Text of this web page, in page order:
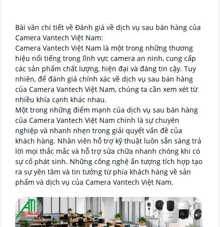
Bài văn chi tiết về Đánh giá về dịch vụ sau bán hàng của
Camera Vantech Việt Nam:
Camera Vantech Việt Nam là một trong những thương
hiệu nổi tiếng trong lĩnh vực camera an ninh, cung cấp
các sản phẩm chất lượng, hiện đại và đáng tin cậy. Tuy
nhiên, để đánh giá chính xác về dịch vụ sau bán hàng
của Camera Vantech Việt Nam, chúng ta cần xem xét từ
nhiều khía cạnh khác nhau.
Một trong những điểm mạnh của dịch vụ sau bán hàng
của Camera Vantech Việt Nam chính là sự chuyên
nghiệp và nhanh nhẹn trong giải quyết vấn đề của
khách hàng. Nhân viên hỗ trợ kỹ thuật luôn sẵn sàng trả
lời mọi thắc mắc và hỗ trợ sửa chữa nhanh chóng khi có
sự cố phát sinh. Những công nghệ ấn tượng tích hợp tạo
ra sự yên tâm và tin tưởng từ phía khách hàng về sản
phẩm và dịch vụ của Camera Vantech Việt Nam.